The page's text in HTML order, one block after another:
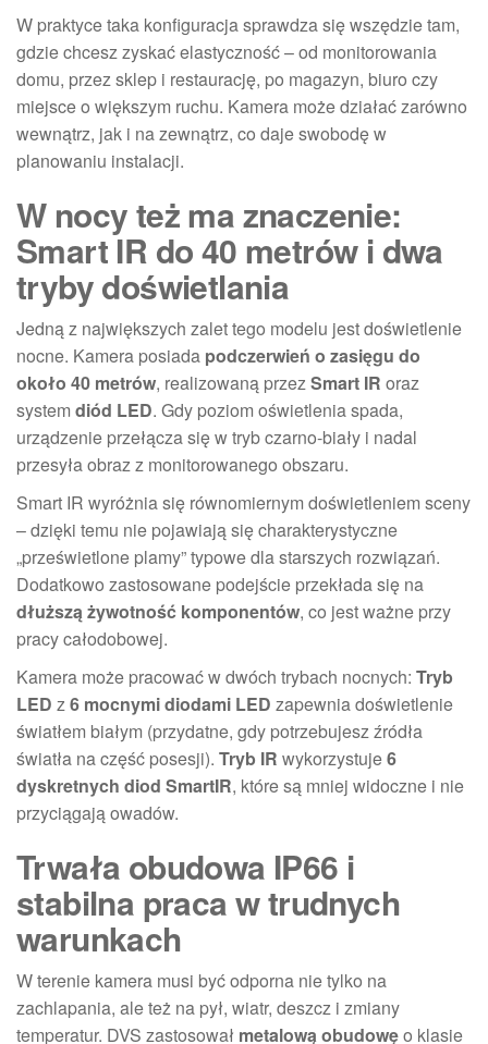
W praktyce taka konfiguracja sprawdza się wszędzie tam,
gdzie chcesz zyskać elastyczność – od monitorowania
domu, przez sklep i restaurację, po magazyn, biuro czy
miejsce o większym ruchu. Kamera może działać zarówno
wewnątrz, jak i na zewnątrz, co daje swobodę w
planowaniu instalacji.
W nocy też ma znaczenie:
Smart IR do 40 metrów i dwa
tryby doświetlania
Jedną z największych zalet tego modelu jest doświetlenie
nocne. Kamera posiada podczerwień o zasięgu do
około 40 metrów, realizowaną przezSmart IR oraz
system diód LED. Gdy poziom oświetlenia spada,
urządzenie przełącza się w tryb czarno-biały i nadal
przesyła obraz z monitorowanego obszaru.
Smart IR wyróżnia się równomiernym doświetleniem sceny
– dzięki temu nie pojawiają się charakterystyczne
„prześwietlone plamy” typowe dla starszych rozwiązań.
Dodatkowo zastosowane podejście przekłada się na
dłuższą żywotność komponentów, co jest ważne przy
pracy całodobowej.
Kamera może pracować w dwóch trybach nocnych: Tryb
LED z6 mocnymi diodami LED zapewnia doświetlenie
światłem białym (przydatne, gdy potrzebujesz źródła
światła na część posesji). Tryb IR wykorzystuje6
dyskretnych diod SmartIR, które są mniej widoczne i nie
przyciągają owadów.
Trwała obudowa IP66 i
stabilna praca w trudnych
warunkach
W terenie kamera musi być odporna nie tylko na
zachlapania, ale też na pył, wiatr, deszcz i zmiany
temperatur. DVS zastosował metalową obudowęo klasie